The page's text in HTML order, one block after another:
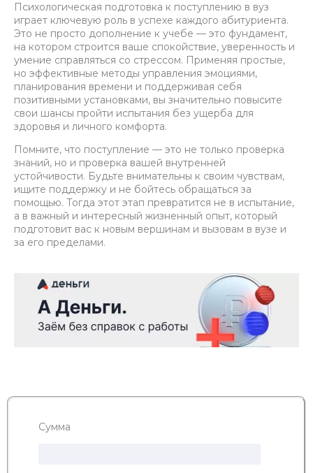
Психологическая подготовка к поступлению в вуз
играет ключевую роль в успехе каждого абитуриента.
Это не просто дополнение к учебе — это фундамент,
на котором строится ваше спокойствие, уверенность и
умение справляться со стрессом. Применяя простые,
но эффективные методы управления эмоциями,
планирования времени и поддерживая себя
позитивными установками, вы значительно повысите
свои шансы пройти испытания без ущерба для
здоровья и личного комфорта.
Помните, что поступление — это не только проверка
знаний, но и проверка вашей внутренней
устойчивости. Будьте внимательны к своим чувствам,
ищите поддержку и не бойтесь обращаться за
помощью. Тогда этот этап превратится не в испытание,
а в важный и интересный жизненный опыт, который
подготовит вас к новым вершинам и вызовам в вузе и
за его пределами.
Сумма